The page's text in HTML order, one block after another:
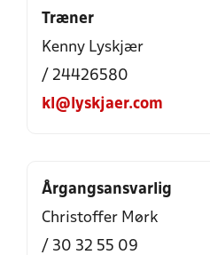
Træner
Kenny Lyskjær
/ 24426580
kl@lyskjaer.com
Årgangsansvarlig
Christoffer Mørk
/ 30 32 55 09